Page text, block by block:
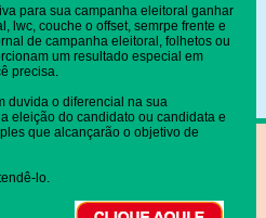
para sua campanha eleitoral ganhar
lwc, couche o offset, semrpe frente e
de campanha eleitoral, folhetos ou
um resultado especial em
precisa.
duvida o diferencial na sua
eleição do candidato ou candidata e
que alcançarão o objetivo de
lo.